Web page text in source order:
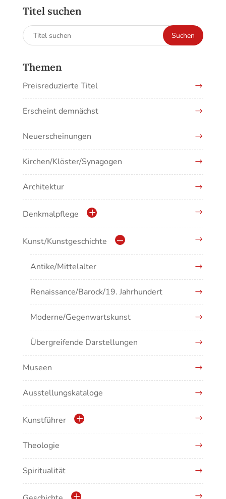
Titel suchen
Suchen
nach:
Suchen
Themen
Preisreduzierte Titel
Erscheint demnächst
Neuerscheinungen
Kirchen/Klöster/Synagogen
Architektur
Denkmalpflege
Kulturdenkmale in Baden-Württemberg
Kunst/Kunstgeschichte
Antike/Mittelalter
Renaissance/Barock/19. Jahrhundert
Moderne/Gegenwartskunst
Übergreifende Darstellungen
Museen
Ausstellungskataloge
Kunstführer
Abonnement Kunstführer
Kunstführer A
Kunstführer B
Theologie
Spiritualität